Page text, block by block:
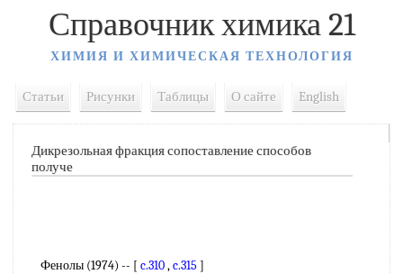
Справочник химика 21
ХИМИЯ И ХИМИЧЕСКАЯ ТЕХНОЛОГИЯ
Статьи Рисунки Таблицы О сайте English
Дикрезольная фракция сопоставление способов
получе
Фенолы (1974) -- [ c.310,c.315 ]